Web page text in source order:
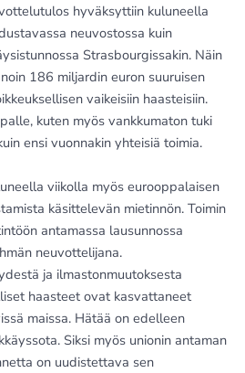
hyväksyttiin kuluneella
neuvostossa kuin
Strasbourgissakin. Näin
186 miljardin euron suuruisen
vaikeisiin haasteisiin.
kuten myös vankkumaton tuki
ensi vuonnakin yhteisiä toimia.
viikolla myös eurooppalaisen
käsittelevän mietinnön. Toimin
antamassa lausunnossa
neuvottelijana.
ja ilmastonmuutoksesta
haasteet ovat kasvattaneet
maissa. Hätää on edelleen
Siksi myös unionin antaman
on uudistettava sen